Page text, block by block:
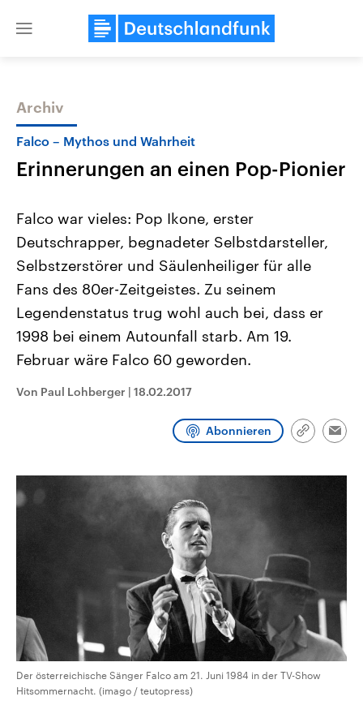
Close
Themen
Landtagswahl Sachsen-Anhalt
2026
Alle Informationen
Sachsen-Anhalt wählt am 6.
September 2026 einen neuen
Bundesland von einer Koalition aus
Umfragen, Prognosen,
Wahlprogramme, aktuelle Berichte
und Kandidaten der anstehenden
Aktuelle Beiträge,
Hintergründe
Wirtschaftlich und
gehören die Vereinigten
mit großem Einfluss auf
Archiv
Falco – Mythos und Wahrheit
Erinnerungen an einen Pop-Pionier
Falco war vieles: Pop Ikone, erster
Deutschrapper, begnadeter Selbstdarsteller,
Selbstzerstörer und Säulenheiliger für alle
Fans des 80er-Zeitgeistes. Zu seinem
Legendenstatus trug wohl auch bei, dass er
1998 bei einem Autounfall starb. Am 19.
Februar wäre Falco 60 geworden.
Von Paul Lohberger | 18.02.2017
Abonnieren
Link
Der österreichische Sänger Falco am 21. Juni 1984 in der TV-Show
Hitsommernacht. (imago / teutopress)